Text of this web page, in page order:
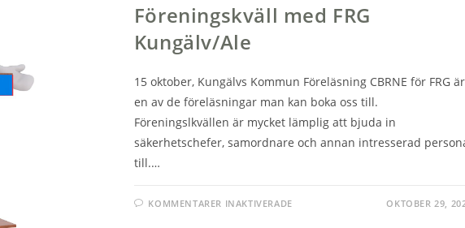
Föreningskväll med FRG
Kungälv/Ale
15 oktober, Kungälvs Kommun Föreläsning CBRNE för FRG är
en av de föreläsningar man kan boka oss till.
Föreningslkvällen är mycket lämplig att bjuda in
säkerhetschefer, samordnare och annan intresserad
till.…
KOMMENTARER INAKTIVERADEFÖR OKTOBER 29,